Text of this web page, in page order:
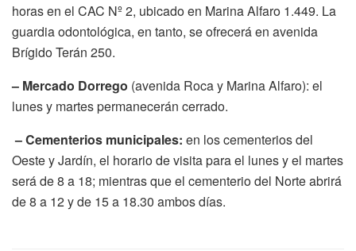
horas en el CAC Nº 2, ubicado en Marina Alfaro 1.449. La
guardia odontológica, en tanto, se ofrecerá en avenida
Brígido Terán 250.
– Mercado Dorrego (avenida Roca y Marina Alfaro): el
lunes y martes permanecerán cerrado.
– Cementerios municipales: en los cementerios del
Oeste y Jardín, el horario de visita para el lunes y el martes
será de 8 a 18; mientras que el cementerio del Norte abrirá
de 8 a 12 y de 15 a 18.30 ambos días.